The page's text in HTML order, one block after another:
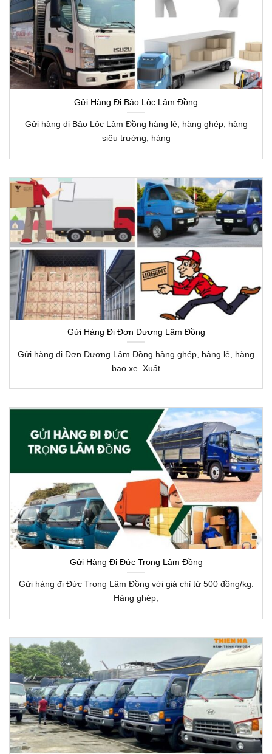
Gửi Hàng Đi Bảo Lộc Lâm Đồng
Gửi hàng đi Bảo Lộc Lâm Đồng hàng lẻ, hàng ghép, hàng
siêu trường, hàng
Gửi Hàng Đi Đơn Dương Lâm Đồng
Gửi hàng đi Đơn Dương Lâm Đồng hàng ghép, hàng lẻ, hàng
bao xe. Xuất
Gửi Hàng Đi Đức Trọng Lâm Đồng
Gửi hàng đi Đức Trọng Lâm Đồng với giá chỉ từ 500 đồng/kg.
Hàng ghép,